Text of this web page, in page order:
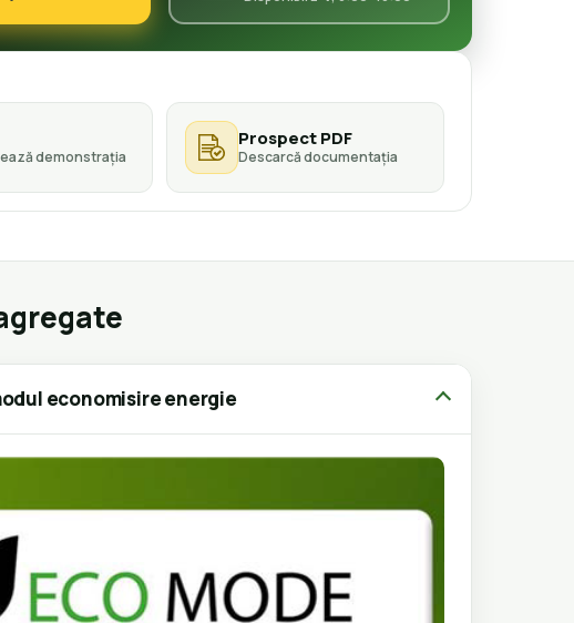
demonstrația
Prospect PDF
Descarcă documentația
economisire energie